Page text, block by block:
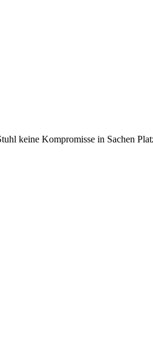
keine Kompromisse in Sachen